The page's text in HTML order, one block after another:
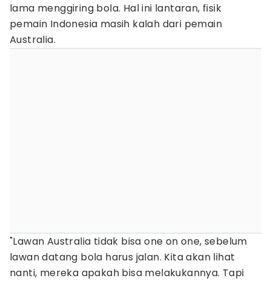
lama menggiring bola. Hal ini lantaran, fisik
pemain Indonesia masih kalah dari pemain
Australia.
"Lawan Australia tidak bisa one on one, sebelum
lawan datang bola harus jalan. Kita akan lihat
nanti, mereka apakah bisa melakukannya. Tapi